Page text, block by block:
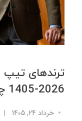
ترندهای تیپ
2026-1405 چیست؟
خرداد 24, 1405